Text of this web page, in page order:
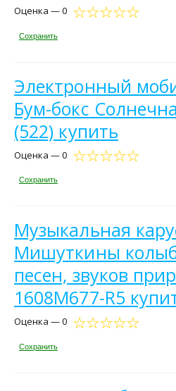
Оценка — 0
Сохранить
Электронный
Бум-бокс
(522) купить
Оценка — 0
Сохранить
Музыкальная
Мишуткины
песен, звуков
1608M677-R5
Оценка — 0
Сохранить